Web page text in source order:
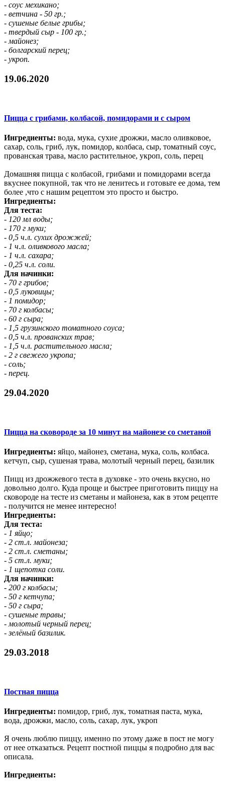
- соус мехикано;
- ветчина - 50 гр.;
- сушеные белые грибы;
- твердый сыр - 100 гр.;
- майонез;
- болгарский перец;
- укроп.
19.06.2020
Пицца с грибами, колбасой, помидорами и с сыром
Ингредиенты: вода, мука, сухие дрожжи, масло оливковое,
сахар, соль, гриб, лук, помидор, колбаса, сыр, томатный соус,
прованская трава, масло растительное, укроп, соль, перец
Домашняя пицца с колбасой, грибами и помидорами всегда
вкуснее покупной, так что не ленитесь и готовьте ее дома, тем
более ,что с нашим рецептом это просто и быстро.
Ингредиенты:
Для теста:
- 120 мл воды;
- 170 г муки;
- 0,5 ч.л. сухих дрожжей;
- 1 ч.л. оливкового масла;
- 1 ч.л. сахара;
- 0,25 ч.л. соли.
Для начинки:
- 70 г грибов;
- 0,5 луковицы;
- 1 помидор;
- 70 г колбасы;
- 60 г сыра;
- 1,5 грузинского томатного соуса;
- 0,5 ч.л. прованских трав;
- 1,5 ч.л. растительного масла;
- 2 г свежего укропа;
- соль;
- перец.
29.04.2020
Пицца на сковороде за 10 минут на майонезе со сметаной
Ингредиенты: яйцо, майонез, сметана, мука, соль, колбаса.
кетчуп, сыр, сушеная трава, молотый черный перец, базилик
Пицц из дрожжевого теста в духовке - это очень вкусно, но
довольно долго. Куда проще и быстрее приготовить пиццу на
сковороде на тесте из сметаны и майонеза, как в этом рецепте
- получится не менее интересно!
Ингредиенты:
Для теста:
- 1 яйцо;
- 2 ст.л. майонеза;
- 2 ст.л. сметаны;
- 5 ст.л. муки;
- 1 щепотка соли.
Для начинки:
- 200 г колбасы;
- 50 г кетчупа;
- 50 г сыра;
- сушеные травы;
- молотый черный перец;
- зелёный базилик.
29.03.2018
Постная пицца
Ингредиенты: помидор, гриб, лук, томатная паста, мука,
вода, дрожжи, масло, соль, сахар, лук, укроп
Я очень люблю пиццу, именно по этому даже в пост не могу
от нее отказаться. Рецепт постной пиццы я подробно для вас
описала.
Ингредиенты: